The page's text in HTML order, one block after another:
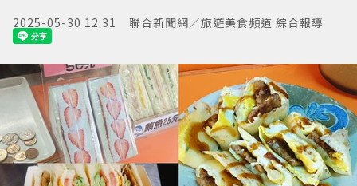
2025-05-30 12:31 聯合新聞網／旅遊美食頻道 綜合報導